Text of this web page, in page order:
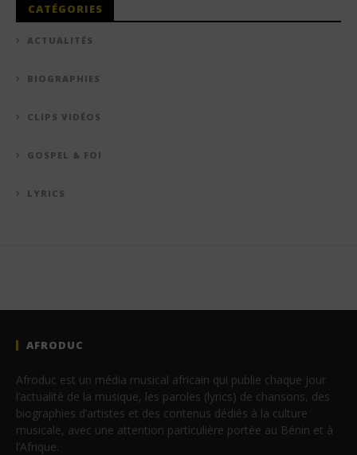
CATÉGORIES
ACTUALITÉS
BIOGRAPHIES
CLIPS VIDÉOS
GOSPEL & FOI
LYRICS
AFRODUC
Afroduc est un média musical africain qui publie chaque jour
l’actualité de la musique, les paroles (lyrics) de chansons, des
biographies d’artistes et des contenus dédiés à la culture
musicale, avec une attention particulière portée au Bénin et à
l’Afrique.